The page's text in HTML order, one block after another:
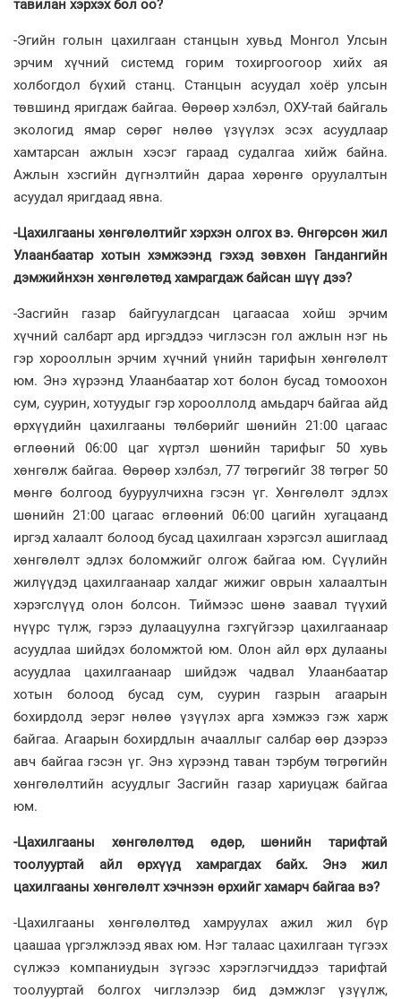
тавилан хэрхэх бол оо?
-Эгийн голын цахилгаан станцын хувьд Монгол Улсын
эрчим хүчний системд горим тохиргоогоор хийх ая
холбогдол бүхий станц. Станцын асуудал хоёр улсын
төвшинд яригдаж байгаа. Өөрөөр хэлбэл, ОХУ-тай байгаль
экологид ямар сөрөг нөлөө үзүүлэх эсэх асуудлаар
хамтарсан ажлын хэсэг гараад судалгаа хийж байна.
Ажлын хэсгийн дүгнэлтийн дараа хөрөнгө оруулалтын
асуудал яригдаад явна.
-Цахилгааны хөнгөлөлтийг хэрхэн олгох вэ. Өнгөрсөн жил
Улаанбаатар хотын хэмжээнд гэхэд зөвхөн Гандангийн
дэмжийнхэн хөнгөлөтөд хамрагдаж байсан шүү дээ?
-Засгийн газар байгуулагдсан цагаасаа хойш эрчим
хүчний салбарт ард иргэддээ чиглэсэн гол ажлын нэг нь
гэр хорооллын эрчим хүчний үнийн тарифын хөнгөлөлт
юм. Энэ хүрээнд Улаанбаатар хот болон бусад томоохон
сум, суурин, хотуудыг гэр хорооллолд амьдарч байгаа айд
өрхүүдийн цахилгааны төлбөрийг шөнийн 21:00 цагаас
өглөөний 06:00 цаг хүртэл шөнийн тарифыг 50 хувь
хөнгөлж байгаа. Өөрөөр хэлбэл, 77 төгрөгийг 38 төгрөг 50
мөнгө болгоод бууруулчихна гэсэн үг. Хөнгөлөлт эдлэх
шөнийн 21:00 цагаас өглөөний 06:00 цагийн хугацаанд
иргэд халаалт болоод бусад цахилгаан хэрэгсэл ашиглаад
хөнгөлөлт эдлэх боломжийг олгож байгаа юм. Сүүлийн
жилүүдэд цахилгаанаар халдаг жижиг оврын халаалтын
хэрэгслүүд олон болсон. Тиймээс шөнө заавал түүхий
нүүрс түлж, гэрээ дулаацуулна гэхгүйгээр цахилгаанаар
асуудлаа шийдэх боломжтой юм. Олон айл өрх дулааны
асуудлаа цахилгаанаар шийдэж чадвал Улаанбаатар
хотын болоод бусад сум, суурин газрын агаарын
бохирдолд эерэг нөлөө үзүүлэх арга хэмжээ гэж харж
байгаа. Агаарын бохирдлын ачааллыг салбар өөр дээрээ
авч байгаа гэсэн үг. Энэ хүрээнд таван тэрбум төгрөгийн
хөнгөлөлтийн асуудлыг Засгийн газар хариуцаж байгаа
юм.
-Цахилгааны хөнгөлөлтөд өдөр, шөнийн тарифтай
тоолууртай айл өрхүүд хамрагдах байх. Энэ жил
цахилгааны хөнгөлөлт хэчнээн өрхийг хамарч байгаа вэ?
-Цахилгааны хөнгөлөлтөд хамруулах ажил жил бүр
цаашаа үргэлжлээд явах юм. Нэг талаас цахилгаан түгээх
сүлжээ компаниудын зүгээс хэрэглэгчиддээ тарифтай
тоолууртай болгох чиглэлээр бид дэмжлэг үзүүлж,